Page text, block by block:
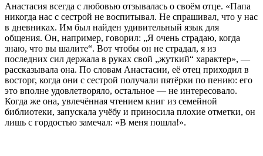
Анастасия всегда с любовью отзывалась о своём отце. «Папа
никогда нас с сестрой не воспитывал. Не спрашивал, что у нас
в дневниках. Им был найден удивительный язык для
общения. Он, например, говорил: „Я очень страдаю, когда
знаю, что вы шалите“. Вот чтобы он не страдал, я из
последних сил держала в руках свой „жуткий“ характер», —
рассказывала она. По словам Анастасии, её отец приходил в
восторг, когда они с сестрой получали пятёрки по пению: его
это вполне удовлетворяло, остальное — не интересовало.
Когда же она, увлечённая чтением книг из семейной
библиотеки, запускала учёбу и приносила плохие отметки, он
лишь с гордостью замечал: «В меня пошла!».